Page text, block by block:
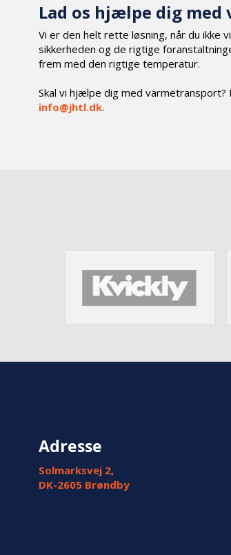
Lad os hjælpe dig
Vi er den helt rette løsning, når du ikke
sikkerheden og de rigtige
frem med den rigtige temperatur.
Skal vi hjælpe dig med varmetransport?
info@jhtl.dk.​
Adresse
Solmarksvej 2,
DK-2605 Brøndby